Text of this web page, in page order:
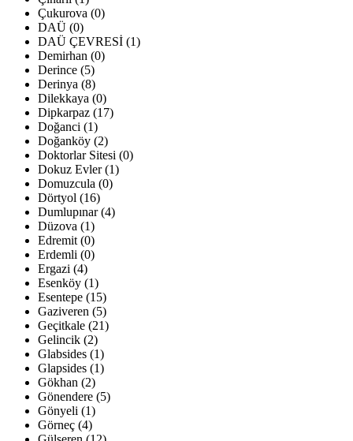
Çukurova (0)
DAÜ (0)
DAÜ ÇEVRESİ (1)
Demirhan (0)
Derince (5)
Derinya (8)
Dilekkaya (0)
Dipkarpaz (17)
Doğanci (1)
Doğanköy (2)
Doktorlar Sitesi (0)
Dokuz Evler (1)
Domuzcula (0)
Dörtyol (16)
Dumlupınar (4)
Düzova (1)
Edremit (0)
Erdemli (0)
Ergazi (4)
Esenköy (1)
Esentepe (15)
Gaziveren (5)
Geçitkale (21)
Gelincik (2)
Glabsides (1)
Glapsides (1)
Gökhan (2)
Gönendere (5)
Gönyeli (1)
Görneç (4)